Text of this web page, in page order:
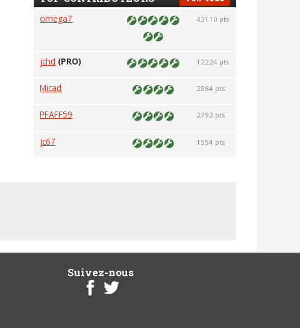
omega7 43110 pts
jchd (PRO) 12224 pts
Micad 2884 pts
PFAFF59 2792 pts
jc67 1554 pts
Suivez-nous